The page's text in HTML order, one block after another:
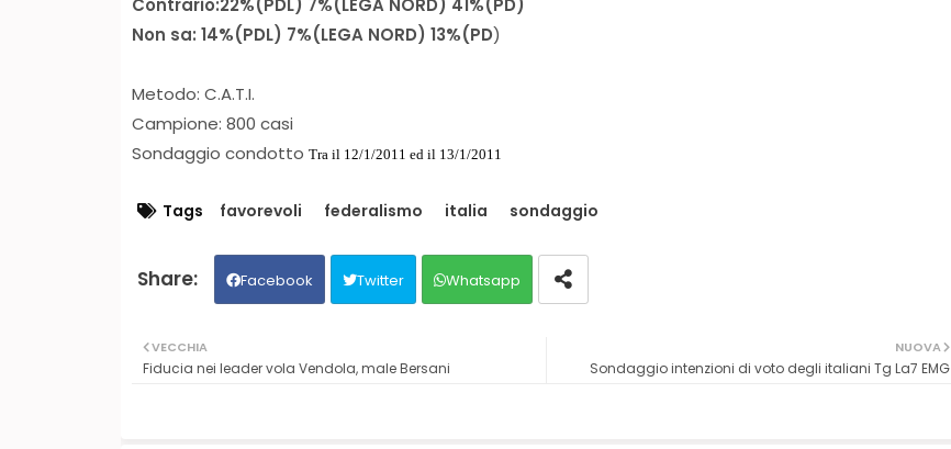
Contrario:22%(PDL) 7%(LEGA NORD) 41%(PD)
Non sa: 14%(PDL) 7%(LEGA NORD) 13%(PD)
Metodo: C.A.T.I.
Campione: 800 casi
Sondaggio condotto Tra il 12/1/2011 ed il 13/1/2011
Tags favorevoli federalismo italia sondaggio
Facebook Twitter Whatsapp
NUOVA
Sondaggio intenzioni di voto degli italiani Tg La7 EMG
VECCHIA
Fiducia nei leader vola Vendola, male Bersani